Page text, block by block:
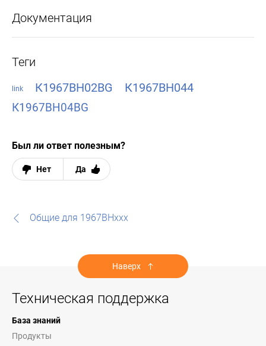
Документация
Теги
link К1967ВН02BG К1967ВН044
К1967ВН04BG
Был ли ответ полезным?
Нет Да
Общие для 1967ВНххх
Наверх
Техническая поддержка
База знаний
Продукты